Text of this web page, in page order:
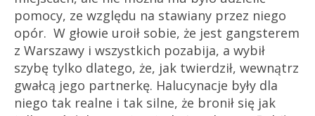
pomocy, ze względu na stawiany przez niego
opór. W głowie uroił sobie, że jest gangsterem
z Warszawy i wszystkich pozabija, a wybił
szybę tylko dlatego, że, jak twierdził, wewnątrz
gwałcą jego partnerkę. Halucynacje były dla
niego tak realne i tak silne, że bronił się jak